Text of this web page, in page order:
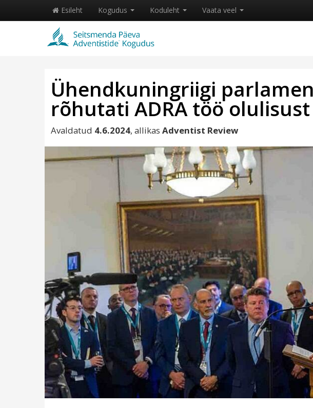
Esileht Kogudus Koduleht Vaata veel
Ühendkuningriigi
rõhutati ADRA töö olulisust
Avaldatud 4.6.2024, allikas Adventist Review